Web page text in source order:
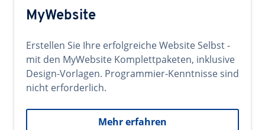
MyWebsite
Erstellen Sie Ihre erfolgreiche Website Selbst -
mit den MyWebsite Komplettpaketen, inklusive
Design-Vorlagen. Programmier-Kenntnisse sind
nicht erforderlich.
Mehr erfahren